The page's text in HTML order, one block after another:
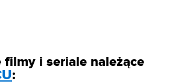
filmy i seriale należące
: